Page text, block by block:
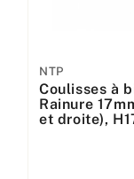
Fabricant
:
NTP
Coulisses à
Rainure
et droite),